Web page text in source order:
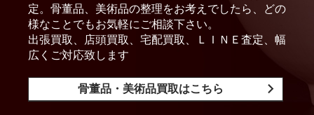
定。骨董品、美術品の整理をお考えでしたら、どの
様なことでもお気軽にご相談下さい。
出張買取、店頭買取、宅配買取、ＬＩＮＥ査定、幅
広くご対応致します
骨董品・美術品買取はこちら